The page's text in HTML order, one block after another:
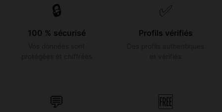
🔒
100 % sécurisé
✅
Profils vérifiés
💬 🆓